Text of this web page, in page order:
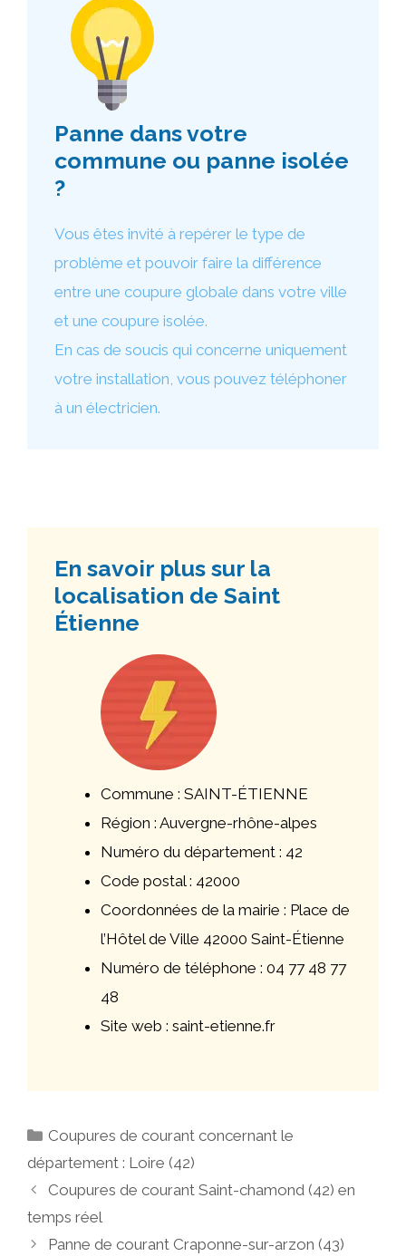
Panne dans votre
commune ou panne isolée
?
Vous êtes invité à repérer le type de
problème et pouvoir faire la différence
entre une coupure globale dans votre ville
et une coupure isolée.
En cas de soucis qui concerne uniquement
votre installation, vous pouvez téléphoner
à un électricien.
En savoir plus sur la
localisation de Saint
Étienne
Commune : SAINT-ÉTIENNE
Région : Auvergne-rhône-alpes
Numéro du département : 42
Code postal : 42000
Coordonnées de la mairie : Place de
l’Hôtel de Ville 42000 Saint-Étienne
Numéro de téléphone : 04 77 48 77
48
Site web : saint-etienne.fr
Catégories
Coupures de courant concernant le
département : Loire (42)
Navigation
des
articles
Coupures de courant Saint-chamond (42) en
temps réel
Panne de courant Craponne-sur-arzon (43)